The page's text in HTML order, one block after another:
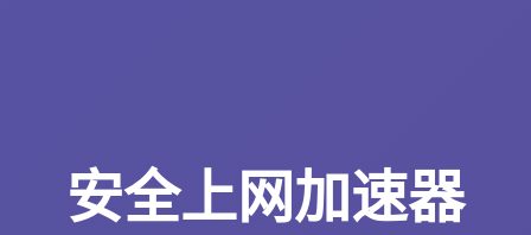
安全上网加速器